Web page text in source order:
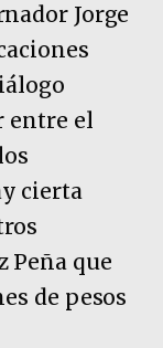
Jorge
entre el
cierta
Peña que
de pesos